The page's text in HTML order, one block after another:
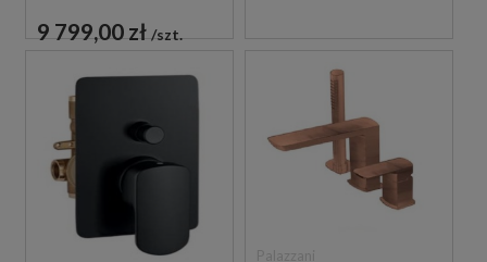
CHROM
9 799,00 zł szt.